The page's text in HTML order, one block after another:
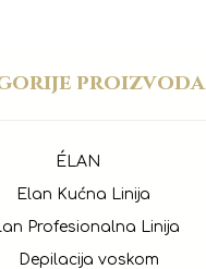
proizvoda
ÉLAN
Elan Kućna Linija
Profesionalna Linija
Depilacija voskom